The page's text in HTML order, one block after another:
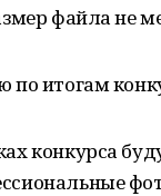
файла не
по итогам
конкурса